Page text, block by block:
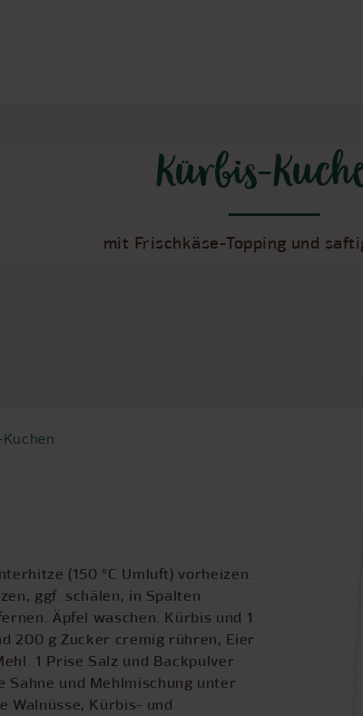
Kürbis-
mit Frischkäse-Topping und
(150 °C Umluft) vorheizen.
ggf. schälen, in Spalten
Äpfel waschen. Kürbis und 1
200 g Zucker cremig rühren, Eier
1 Prise Salz und Backpulver
Sahne und Mehlmischung unter
Walnüsse, Kürbis- und